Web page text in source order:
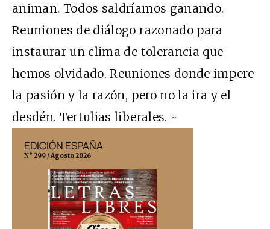
animan. Todos saldríamos ganando.
Reuniones de diálogo razonado para
instaurar un clima de tolerancia que
hemos olvidado. Reuniones donde impere
la pasión y la razón, pero no la ira y el
desdén. Tertulias liberales. ~
EDICIÓN ESPAÑA
N° 299 / Agosto 2026